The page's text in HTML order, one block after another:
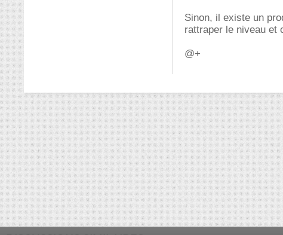
Sinon, il existe un
rattraper le niveau et
@+